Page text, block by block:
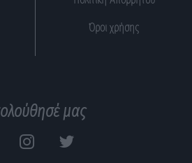
Όροι χρήσης
μας